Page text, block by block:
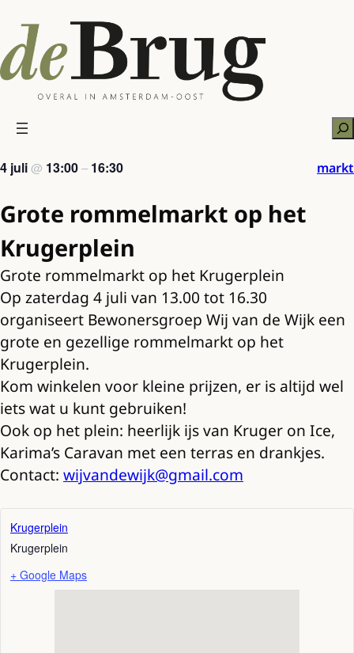
naar
de
inhoud
4 juli@ 13:00– 16:30 markt
Grote rommelmarkt op het
Krugerplein
Grote rommelmarkt op het Krugerplein
Op zaterdag 4 juli van 13.00 tot 16.30
organiseert Bewonersgroep Wij van de Wijk een
grote en gezellige rommelmarkt op het
Krugerplein.
Kom winkelen voor kleine prijzen, er is altijd wel
iets wat u kunt gebruiken!
Ook op het plein: heerlijk ijs van Kruger on Ice,
Karima’s Caravan met een terras en drankjes.
Contact: wijvandewijk@gmail.com
Krugerplein
Krugerplein
+ Google Maps